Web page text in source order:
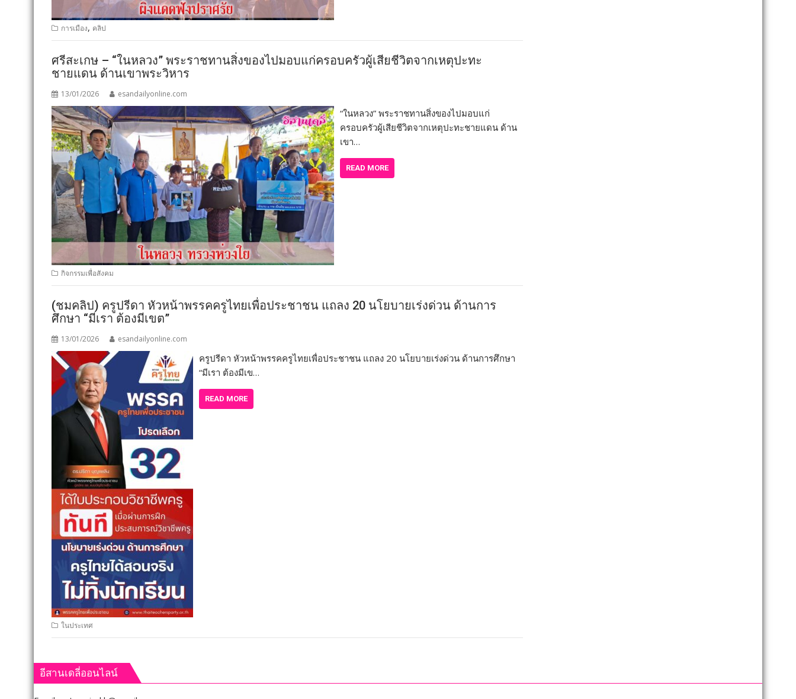
การเมือง, คลิป
ศรีสะเกษ – “ในหลวง” พระราชทานสิ่งของไปมอบแก่ครอบครัวผู้เสียชีวิตจากเหตุปะทะ
ชายแดน ด้านเขาพระวิหาร
13/01/2026 esandailyonline.com
“ในหลวง” พระราชทานสิ่งของไปมอบแก่
ครอบครัวผู้เสียชีวิตจากเหตุปะทะชายแดน ด้าน
เขา…
READ MORE
กิจกรรมเพื่อสังคม
(ชมคลิป) ครูปรีดา หัวหน้าพรรคครูไทยเพื่อประชาชน แถลง 20 นโยบายเร่งด่วน ด้านการ
ศึกษา “มีเรา ต้องมีเขต”
13/01/2026 esandailyonline.com
ครูปรีดา หัวหน้าพรรคครูไทยเพื่อประชาชน แถลง 20 นโยบายเร่งด่วน ด้านการศึกษา
“มีเรา ต้องมีเข…
READ MORE
ในประเทศ
อีสานเดลี่ออนไลน์